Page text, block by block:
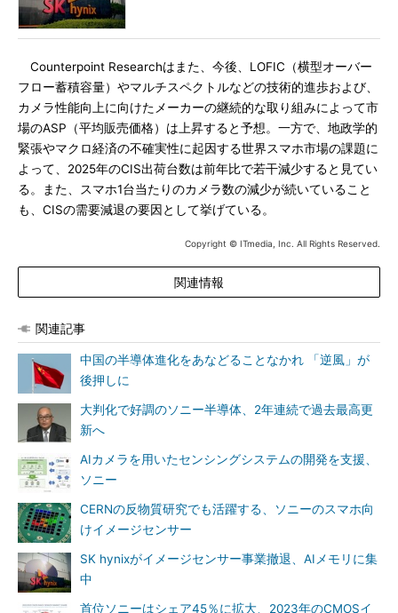
Counterpoint Researchはまた、今後、LOFIC（横型オーバー
フロー蓄積容量）やマルチスペクトルなどの技術的進歩および、
カメラ性能向上に向けたメーカーの継続的な取り組みによって市
場のASP（平均販売価格）は上昇すると予想。一方で、地政学的
緊張やマクロ経済の不確実性に起因する世界スマホ市場の課題に
よって、2025年のCIS出荷台数は前年比で若干減少すると見てい
る。また、スマホ1台当たりのカメラ数の減少が続いていること
も、CISの需要減退の要因として挙げている。
Copyright © ITmedia, Inc. All Rights Reserved.
関連情報
関連記事
中国の半導体進化をあなどることなかれ 「逆風」が
後押しに
大判化で好調のソニー半導体、2年連続で過去最高更
新へ
AIカメラを用いたセンシングシステムの開発を支援、
ソニー
CERNの反物質研究でも活躍する、ソニーのスマホ向
けイメージセンサー
SK hynixがイメージセンサー事業撤退、AIメモリに集
中
首位ソニーはシェア45％に拡大、2023年のCMOSイ